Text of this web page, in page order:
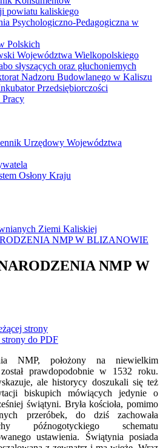
Ziemi Kaliskiej
NMP W BLIZANOWIE
NMP W
strony
strony do PDF
NMP, położony na niewielkim
prawdopodobnie w 1532 roku.
ale historycy doszukali się też
biskupich mówiących jedynie o
świątyni. Bryła kościoła, pomimo
przeróbek, do dziś zachowała
późnogotyckiego schematu
ustawienia. Świątynia posiada